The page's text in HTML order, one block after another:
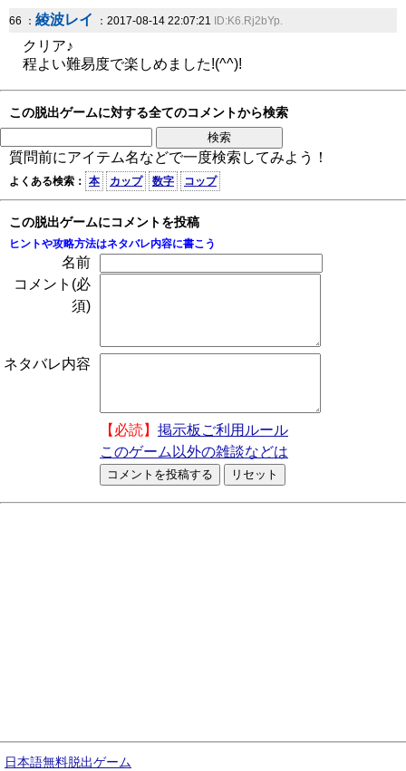
66 ： 綾波レイ ：2017-08-14 22:07:21 ID:K6.Rj2bYp.
クリア♪
程よい難易度で楽しめました!(^^)!
この脱出ゲームに対する全てのコメントから検索
質問前にアイテム名などで一度検索してみよう！
よくある検索： 本 カップ 数字 コップ
この脱出ゲームにコメントを投稿
ヒントや攻略方法はネタバレ内容に書こう
名前
コメント(必
須)
ネタバレ内容
【必読】 掲示板ご利用ルール
このゲーム以外の雑談などは
日本語無料脱出ゲーム